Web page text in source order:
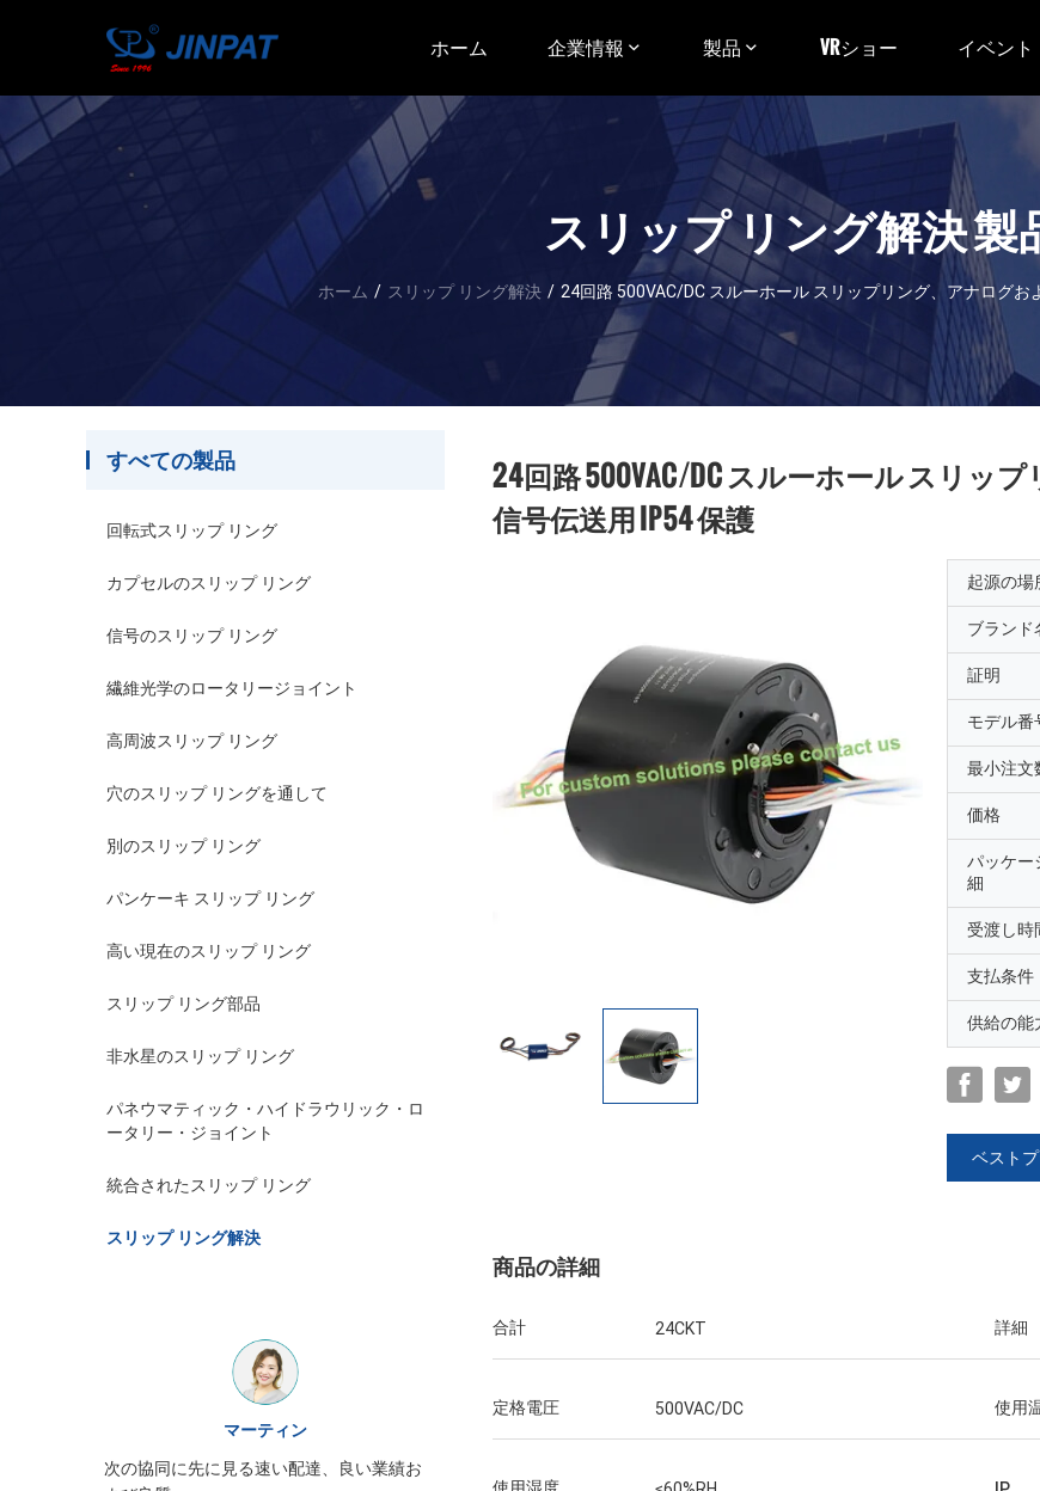
ホーム 企業情報 製品 VRショー イベント
スリップ リング解決 製
ホーム / スリップ リング解決 / 24回路 500VAC/DC スルーホール スリップリング、アナログお
すべての製品
回転式スリップ リング
カプセルのスリップ リング
信号のスリップ リング
繊維光学のロータリージョイント
高周波スリップ リング
穴のスリップ リングを通して
別のスリップ リング
パンケーキ スリップ リング
高い現在のスリップ リング
スリップ リング部品
非水星のスリップ リング
パネウマティック・ハイドラウリック・ロ
ータリー・ジョイント
統合されたスリップ リング
スリップ リング解決
先に見る速い配達、良い業績お
ービス熱意、再度来る必要性注意深く詰ま
24回路 500VAC/DC スルーホール スリッ
信号伝送用 IP54 保護
起源の場
ブランド
証明
モデル番
最小注文
価格
パッケー
細
受渡し時
支払条件
供給の能
ベスト
商品の詳細
合計 24CKT 詳細
定格電圧 500VAC/DC 使用